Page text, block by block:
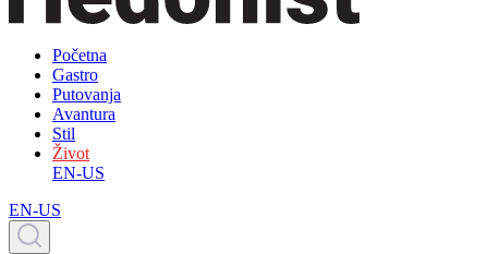
Početna
Gastro
Putovanja
Avantura
Stil
Život
EN-US
EN-US